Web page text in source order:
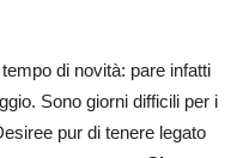
di novità: pare infatti
Sono giorni difficili per i
pur di tenere legato